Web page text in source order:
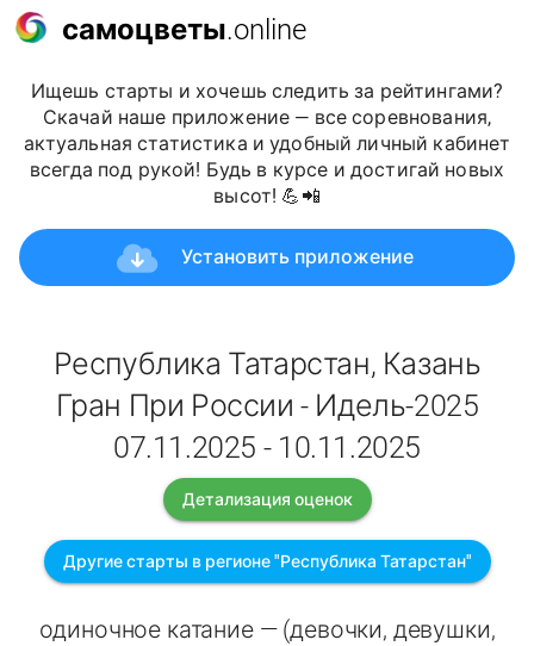
самоцветы.online
Ищешь старты и хочешь следить за рейтингами?
Скачай наше приложение — все соревнования,
актуальная статистика и удобный личный кабинет
всегда под рукой! Будь в курсе и достигай новых
высот! 💪📲
Установить приложение
Республика Татарстан, Казань
Гран При России - Идель-2025
07.11.2025 - 10.11.2025
Детализация оценок
Другие старты в регионе "Республика Татарстан"
одиночное катание — (девочки, девушки,